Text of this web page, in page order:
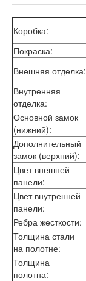
Двери
Двери
Коробка:
Покраска:
Внешняя отделка:
Внутренняя
отделка:
Основной замок
(нижний):
Дополнительный
замок (верхний):
Цвет внешней
панели:
Цвет внутренней
панели:
Ребра жесткости:
Толщина стали
на полотне:
Толщина
полотна: